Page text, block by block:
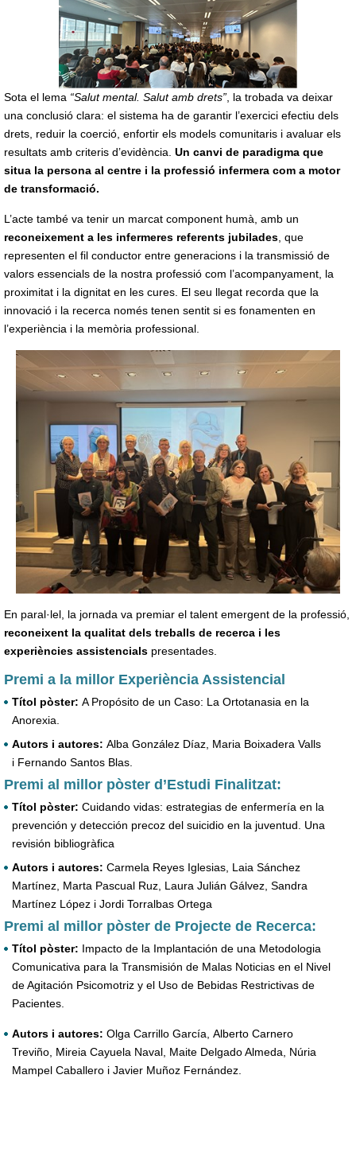
Sota el lema “Salut mental. Salut amb drets”, la trobada va deixar
una conclusió clara: el sistema ha de garantir l’exercici efectiu dels
drets, reduir la coerció, enfortir els models comunitaris i avaluar els
resultats amb criteris d’evidència. Un canvi de paradigma que
situa la persona al centre i la professió infermera com a motor
de transformació.
L’acte també va tenir un marcat component humà, amb un
reconeixement a les infermeres referents jubilades, que
representen el fil conductor entre generacions i la transmissió de
valors essencials de la nostra professió com l’acompanyament, la
proximitat i la dignitat en les cures. El seu llegat recorda que la
innovació i la recerca només tenen sentit si es fonamenten en
l’experiència i la memòria professional.
En paral·lel, la jornada va premiar el talent emergent de la professió,
reconeixent la qualitat dels treballs de recerca i les
experiències assistencials presentades.
Premi a la millor Experiència Assistencial
Títol pòster: A Propósito de un Caso: La Ortotanasia en la
Anorexia.
Autors i autores: Alba González Díaz, Maria Boixadera Valls
i Fernando Santos Blas.
Premi al millor pòster d’Estudi Finalitzat:
Títol pòster: Cuidando vidas: estrategias de enfermería en la
prevención y detección precoz del suicidio en la juventud. Una
revisión bibliogràfica
Autors i autores: Carmela Reyes Iglesias, Laia Sánchez
Martínez, Marta Pascual Ruz, Laura Julián Gálvez, Sandra
Martínez López i Jordi Torralbas Ortega
Premi al millor pòster de Projecte de Recerca:
Títol pòster: Impacto de la Implantación de una Metodologia
Comunicativa para la Transmisión de Malas Noticias en el Nivel
de Agitación Psicomotriz y el Uso de Bebidas Restrictivas de
Pacientes.
Autors i autores: Olga Carrillo García, Alberto Carnero
Treviño, Mireia Cayuela Naval, Maite Delgado Almeda, Núria
Mampel Caballero i Javier Muñoz Fernández.